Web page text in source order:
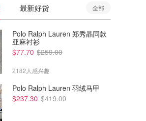
最新好货 全部
Polo Ralph Lauren 郑秀晶同款
亚麻衬衫
$77.70 $259.00
2182人感兴趣
Polo Ralph Lauren 羽绒马甲
$237.30 $419.00